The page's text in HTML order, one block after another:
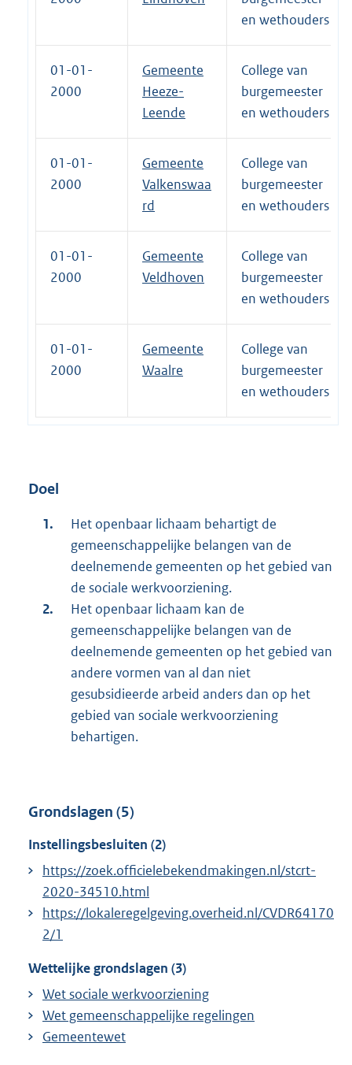
en wethouders
01-01-
2000
Gemeente
Heeze-
Leende
College van
burgemeester
en wethouders
01-01-
2000
Gemeente
Valkenswaa
rd
College van
burgemeester
en wethouders
01-01-
2000
Gemeente
Veldhoven
College van
burgemeester
en wethouders
01-01-
2000
Gemeente
Waalre
College van
burgemeester
en wethouders
Doel
Het openbaar lichaam behartigt de
gemeenschappelijke belangen van de
deelnemende gemeenten op het gebied van
de sociale werkvoorziening.
Het openbaar lichaam kan de
gemeenschappelijke belangen van de
deelnemende gemeenten op het gebied van
andere vormen van al dan niet
gesubsidieerde arbeid anders dan op het
gebied van sociale werkvoorziening
behartigen.
Grondslagen (5)
Instellingsbesluiten (2)
https://zoek.officielebekendmakingen.nl/stcrt-
2020-34510.html
https://lokaleregelgeving.overheid.nl/CVDR64170
2/1
Wettelijke grondslagen (3)
Wet sociale werkvoorziening
Wet gemeenschappelijke regelingen
Gemeentewet